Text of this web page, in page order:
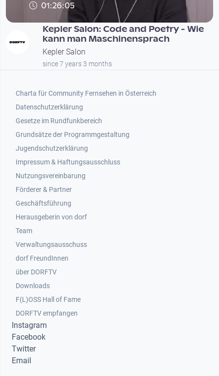
01:26:05
Kepler Salon: Code and Poetry - Wie
kann man Maschinensprach
Kepler Salon
since 7 years 3 months
Footer 1
Charta für Community Fernsehen in Österreich
Datenschutzerklärung
Gesetze im Rundfunkbereich
Grundsätze der Programmgestaltung
Jugendschutzerklärung
Impressum & Haftungsausschluss
Nutzungsvereinbarung
Footer 2
Förderer & Partner
Geschäftsführung
Herausgeberin von dorf
Team
Verwaltungsausschuss
dorf FreundInnen
Footer 3
über DORFTV
Downloads
F(L)OSS Hall of Fame
Footer 4
DORFTV empfangen
Instagram
Facebook
Twitter
Email